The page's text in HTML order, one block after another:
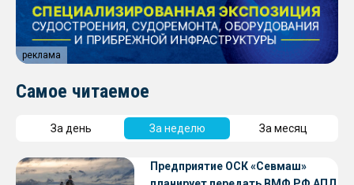
реклама
Самое читаемое
За день За неделю За месяц
Предприятие ОСК «Севмаш»